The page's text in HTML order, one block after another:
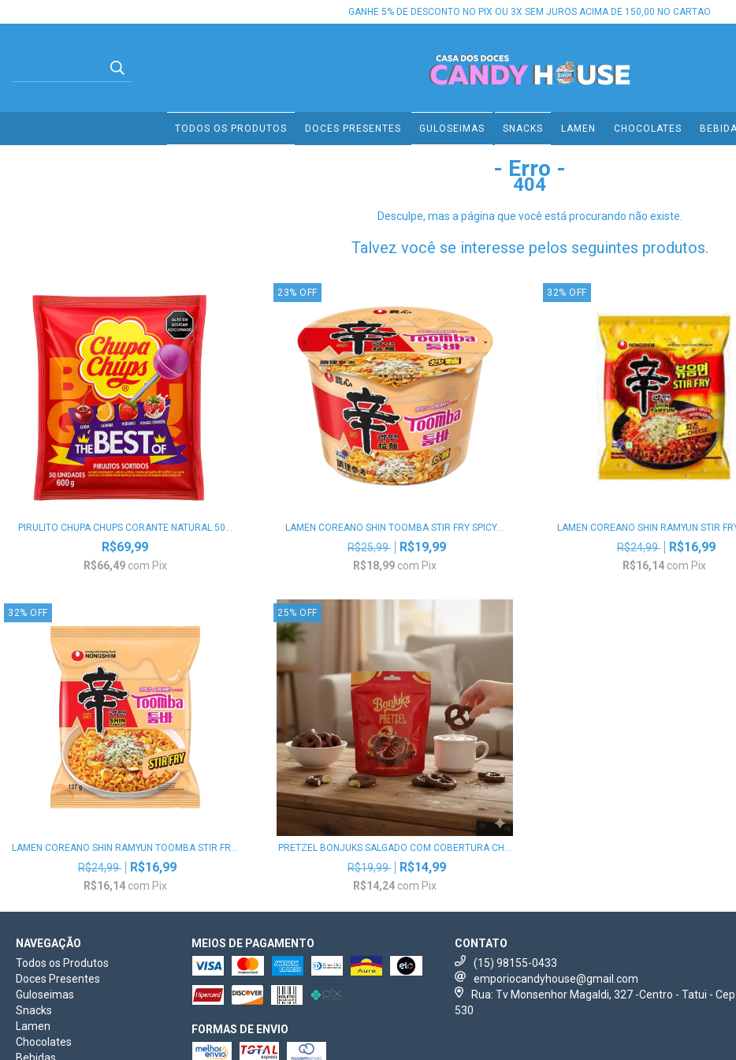
GANHE 5% DE DESCONTO NO PIX OU 3X SEM JUROS ACIMA DE 150,00 NO CARTAO
TODOS OS PRODUTOS DOCES PRESENTES GULOSEIMAS SNACKS LAMEN CHOCOLATES
- Erro -
404
Desculpe, mas a página que você está procurando não existe.
Talvez você se interesse pelos seguintes produtos.
PIRULITO CHUPA CHUPS CORANTE NATURAL 50...
R$69,99
R$66,49 com Pix
23% OFF
LAMEN COREANO SHIN TOOMBA STIR FRY SPICY...
R$25,99 R$19,99
R$18,99 com Pix
32% OFF
LAMEN COREANO SHIN RAMYUN STIR
R$24,99 R$16,99
R$16,14 com Pix
32% OFF
LAMEN COREANO SHIN RAMYUN TOOMBA STIR FR...
R$24,99 R$16,99
R$16,14 com Pix
25% OFF
PRETZEL BONJUKS SALGADO COM COBERTURA CH...
R$19,99 R$14,99
R$14,24 com Pix
NAVEGAÇÃO
Todos os Produtos
Doces Presentes
Guloseimas
Snacks
Lamen
Chocolates
Bebidas
MEIOS DE PAGAMENTO
FORMAS DE ENVIO
CONTATO
(15) 98155-0433
emporiocandyhouse@gmail.com
Rua: Tv Monsenhor Magaldi, 327 -Centro - Tatui -
530